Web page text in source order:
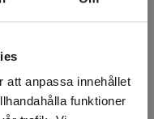
att anpassa innehållet
funktioner